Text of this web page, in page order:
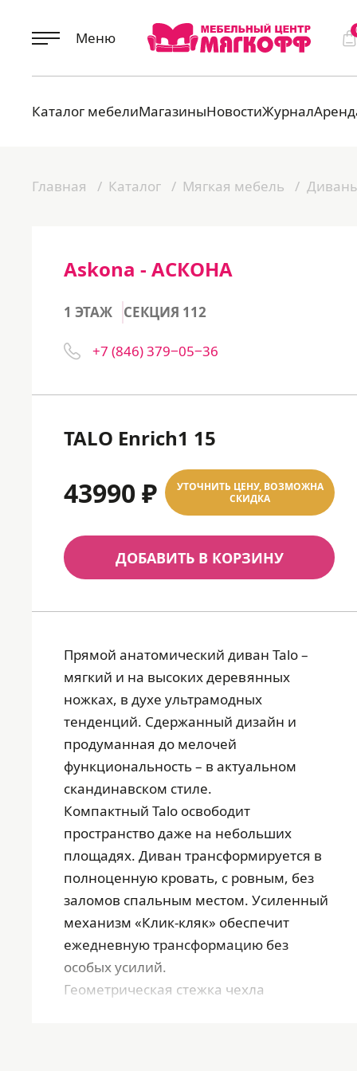
Меню
Каталог мебелиМагазиныНовостиЖурнал
Главная Каталог Мягкая мебель
Askona - АСКОНА
1 ЭТАЖ СЕКЦИЯ 112
+7 (846) 379‒05‒36
TALO Enrich1 15
43990 ₽
УТОЧНИТЬ ЦЕНУ, ВОЗМОЖНА
СКИДКА
ДОБАВИТЬ В КОРЗИНУ
Прямой анатомический диван Talo –
мягкий и на высоких деревянных
ножках, в духе ультрамодных
тенденций. Сдержанный дизайн и
продуманная до мелочей
функциональность – в актуальном
скандинавском стиле.
Компактный Talo освободит
пространство даже на небольших
площадях. Диван трансформируется в
полноценную кровать, с ровным, без
заломов спальным местом. Усиленный
механизм «Клик-кляк» обеспечит
ежедневную трансформацию без
особых усилий.
Геометрическая стежка чехла